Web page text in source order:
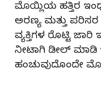
ಮೊಯ್ಲಿಯ ಹತ್ತಿರ
ಅರಣ್ಯ ಮತ್ತು
ವ್ಯಕ್ತಿಗಳ ರೊಟ್ಟಿ ಜಾರಿ
ನೀಟಾಗಿ ಡೀಲ್ ಮಾಡಿ
ಹಂಚುವುದೊಂದೇ